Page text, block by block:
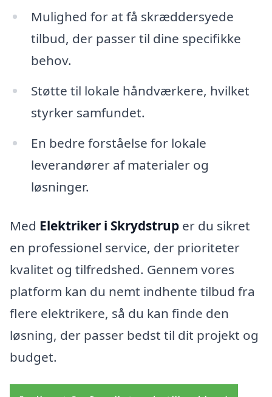
Mulighed for at få skræddersyede
tilbud, der passer til dine specifikke
behov.
Støtte til lokale håndværkere, hvilket
styrker samfundet.
En bedre forståelse for lokale
leverandører af materialer og
løsninger.
Med Elektriker i Skrydstrup er du sikret
en professionel service, der prioriteter
kvalitet og tilfredshed. Gennem vores
platform kan du nemt indhente tilbud fra
flere elektrikere, så du kan finde den
løsning, der passer bedst til dit projekt og
budget.